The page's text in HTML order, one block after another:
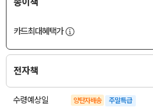
카드최대혜택가
전자책
수령예상일 양탄자배송 주말특급